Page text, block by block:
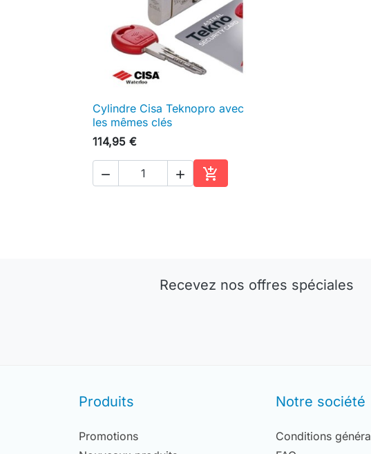
 Aperçu rapide
Cylindre Cisa Teknopro avec
les mêmes clés
114,95 €
  
Ajouter au panier
Recevez nos offres spéciales
Produits
Promotions
Notre société
Conditions